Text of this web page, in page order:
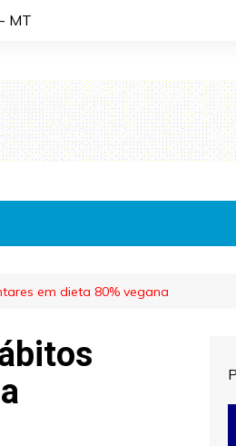
MT
em dieta 80% vegana